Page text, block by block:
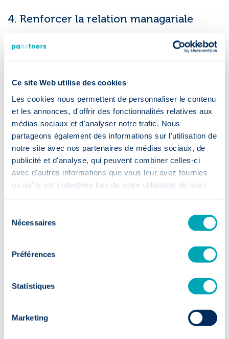
Ce site Web utilise des cookies
Les cookies nous permettent de personnaliser le contenu
et les annonces, d'offrir des fonctionnalités relatives aux
médias sociaux et d'analyser notre trafic. Nous
partageons également des informations sur l'utilisation de
notre site avec nos partenaires de médias sociaux, de
publicité et d'analyse, qui peuvent combiner celles-ci
avec d'autres informations que vous leur avez fournies
ou qu'ils ont collectées lors de votre utilisation de leurs
Nécessaires
Préférences
Statistiques
Marketing
4. Renforcer la relation managariale
Un collaborateur qui part quitte rarement une entreprise — il
quitte souvent un manager, ou un manque de management. Ces
Question 10 — Qu’est-ce que je pourrais
faire différemment pour mieux te
soutenir ?
Pourquoi la poser ?
Cette question demande un réel courage
managarial, et c’est précisément pour cela qu’elle créé une
rupture dans la dynamique de l’entretien. Elle inverse les rôles.
Ce qu’elle permet de faire :Obtenir un retour honnête sur les
pratiques managariales et instaurer une culture de feedback
bidirectionnel qui renforce la confiance.
Question 11 — Est-ce que tu te sens
de l’entreprise qui te concernent ?
Le sentiment d’être tenu à l’écart des
décisions est l’un des facteurs de désengagement les plus
fréquents, et l’un des moins visible pour le management.
Identifier des lacunes dans la
communication interne et ajuster les pratiques de partage